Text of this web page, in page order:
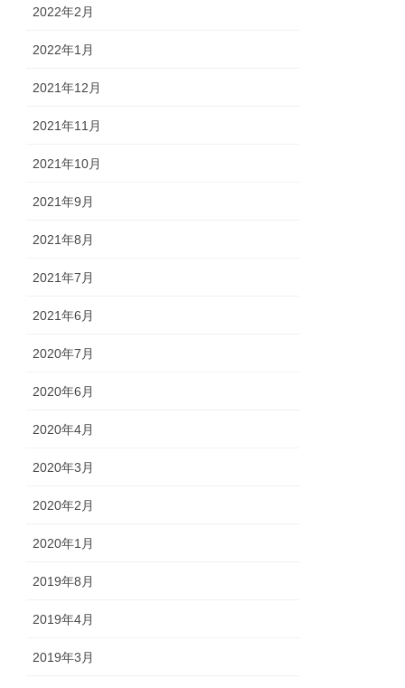
2022年2月
2022年1月
2021年12月
2021年11月
2021年10月
2021年9月
2021年8月
2021年7月
2021年6月
2020年7月
2020年6月
2020年4月
2020年3月
2020年2月
2020年1月
2019年8月
2019年4月
2019年3月